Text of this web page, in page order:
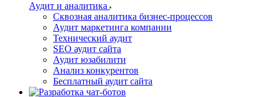
Аудит и аналитика
Сквозная аналитика бизнес-процессов
Аудит маркетинга компании
Технический аудит
SEO аудит сайта
Аудит юзабилити
Анализ конкурентов
Бесплатный аудит сайта